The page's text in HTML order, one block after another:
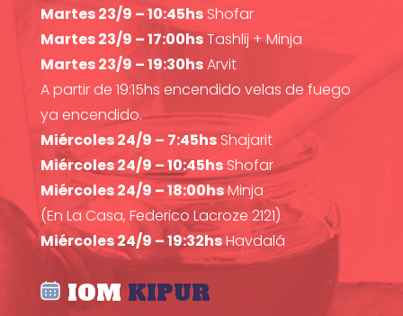
Martes 23/9 – 10:45hsShofar
Martes 23/9 – 17:00hsTashlij + Minja
Martes 23/9 – 19:30hsArvit
A partir de 19:15hs encendido velas de fuego
ya encendido.
Miércoles 24/9 – 7:45hsShajarit
Miércoles 24/9 – 10:45hsShofar
Miércoles 24/9 – 18:00hsMinja
(En La Casa, Federico Lacroze 2121)
Miércoles 24/9 – 19:32hsHavdalá
IOM KIPUR